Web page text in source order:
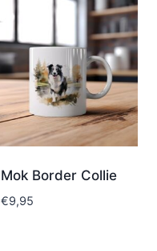
Mok Border Collie
€9,95